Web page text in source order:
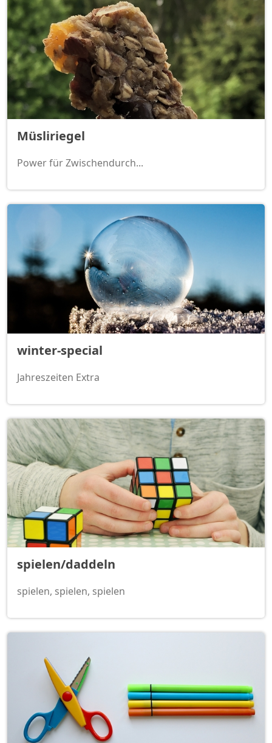
Müsliriegel
Power für Zwischendurch...
winter-special
Jahreszeiten Extra
spielen/daddeln
spielen, spielen, spielen